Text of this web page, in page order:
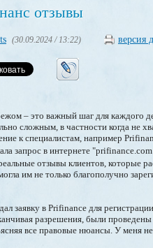
отзывы
(30.09.2024 / 13:22) версия
– это важный шаг для каждого
сложным, в частности когда не
к специалистам, например
запрос в интернете
отзывы клиентов, которые
им не только благополучно
заявку в Prifinance для
разрешения, были
все правовые нюансы. У меня